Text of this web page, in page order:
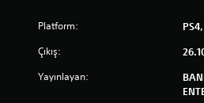
Platform:
Çıkış:
Yayınlayan: